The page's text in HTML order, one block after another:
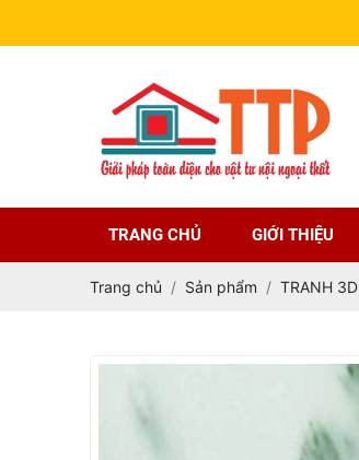
TRANG CHỦ GIỚI THIỆU
Trang chủ Sản phẩm TRANH 3D